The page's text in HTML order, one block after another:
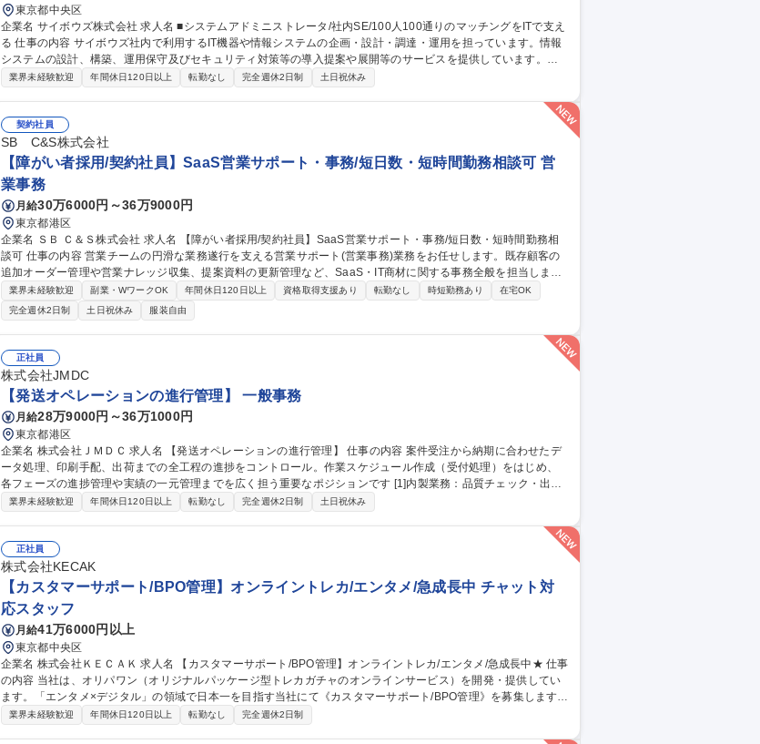
東京都中央区
企業名 サイボウズ株式会社 求人名 ■システムアドミニストレータ/社内SE/100人100通りのマッチングをITで支え
る 仕事の内容 サイボウズ社内で利用するIT機器や情報システムの企画・設計・調達・運用を担っています。情報
システムの設計、構築、運用保守及びセキュリティ対策等の導入提案や展開等のサービスを提供しています。
【業務内容】■サイボウズの働き方を支えるITシステムの設計/構築/運用保守■社内用IaaS/SaaS/Idpの設計/構築/運
※当社の企業理念を実現するための社内環境づくり、つまり「チームワークあふれる“会社”を創る」ために「いつ
でも、どこでも、誰とでも、最高の仕事ができるITを提供する」をミッションとしています 募集職種 ■システムア
ドミニストレータ/社内SE/100人100通りのマッチングをITで支える
業界未経験歓迎 年間休日120日以上 転勤なし 完全週休2日制 土日祝休み
契約社員
SB C&S株式会社
【障がい者採用/契約社員】SaaS営業サポート・事務/短日数・短時間勤務相談可 営
業事務
月給30万6000円～36万9000円
東京都港区
企業名 ＳＢ Ｃ＆Ｓ株式会社 求人名 【障がい者採用/契約社員】SaaS営業サポート・事務/短日数・短時間勤務相
談可 仕事の内容 営業チームの円滑な業務遂行を支える営業サポート(営業事務)業務をお任せします。既存顧客の
追加オーダー管理や営業ナレッジ収集、提案資料の更新管理など、SaaS・IT商材に関する事務全般を担当しま
す。 【詳細】既存顧客からの追加オーダー確認・管理／営業活動のオペレーション推進／主力商材のキャンペー
ン・条件情報の把握と展開／営業ナレッジ・成功事例のドキュメント整備／提案資料や営業ツールの更新・運用
整備／社内アンケートなどの進行管理・リマインドなど。 ※正社員登用制度あり、ワークライフバランス整えな
がら働ける環境です。 募集職種 【障がい者採用/契約社員】SaaS営業サポート・事務/短日数・短時間勤務相談可
業界未経験歓迎 副業・WワークOK 年間休日120日以上 資格取得支援あり 転勤なし 時短勤務あり
在宅OK
完全週休2日制
土日祝休み 服装自由
正社員
株式会社JMDC
【発送オペレーションの進行管理】 一般事務
月給28万9000円～36万1000円
東京都港区
企業名 株式会社ＪＭＤＣ 求人名 【発送オペレーションの進行管理】 仕事の内容 案件受注から納期に合わせたデ
ータ処理、印刷手配、出荷までの全工程の進捗をコントロール。作業スケジュール作成（受付処理）をはじめ、
各フェーズの進捗管理や実績の一元管理までを広く担う重要なポジションです [1]内製業務：品質チェック・出荷
対応・資材管理 [2]外注業務：発注進行 [3]進行管理・事務： ・案件コントロール：月150～350件の進捗管理 ・顧
業界未経験歓迎 年間休日120日以上 転勤なし 完全週休2日制 土日祝休み
正社員
株式会社KECAK
【カスタマーサポート/BPO管理】オンライントレカ/エンタメ/急成長中 チャット対
応スタッフ
月給41万6000円以上
東京都中央区
企業名 株式会社ＫＥＣＡＫ 求人名 【カスタマーサポート/BPO管理】オンライントレカ/エンタメ/急成長中★ 仕事
の内容 当社は、オリパワン（オリジナルパッケージ型トレカガチャのオンラインサービス）を開発・提供してい
ます。「エンタメ×デジタル」の領域で日本一を目指す当社にて《カスタマーサポート/BPO管理》を募集します！
社内CSチームの一員としてBPO（外部委託先）の管理・育成をご担当。品質管理や教育、社内連携を通じサービ
業界未経験歓迎 年間休日120日以上 転勤なし 完全週休2日制